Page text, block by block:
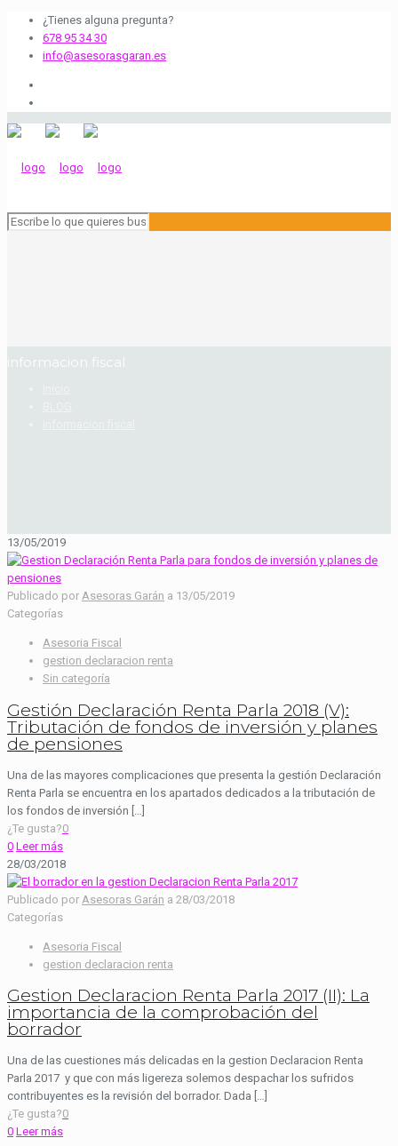
¿Tienes alguna pregunta?
678 95 34 30
info@asesorasgaran.es
informacion fiscal
13/05/2019
Publicado por Asesoras Garán a 13/05/2019
Categorías
Asesoria Fiscal
gestion declaracion renta
Sin categoría
Gestión Declaración Renta Parla 2018 (V):
Tributación de fondos de inversión y planes
de pensiones
Una de las mayores complicaciones que presenta la gestión Declaración
Renta Parla se encuentra en los apartados dedicados a la tributación de
los fondos de inversión […]
¿Te gusta?0
0 Leer más
28/03/2018
Publicado por Asesoras Garán a 28/03/2018
Categorías
Asesoria Fiscal
gestion declaracion renta
Gestion Declaracion Renta Parla 2017 (II): La
importancia de la comprobación del
borrador
Una de las cuestiones más delicadas en la gestion Declaracion Renta
Parla 2017 y que con más ligereza solemos despachar los sufridos
contribuyentes es la revisión del borrador. Dada […]
¿Te gusta?0
0 Leer más